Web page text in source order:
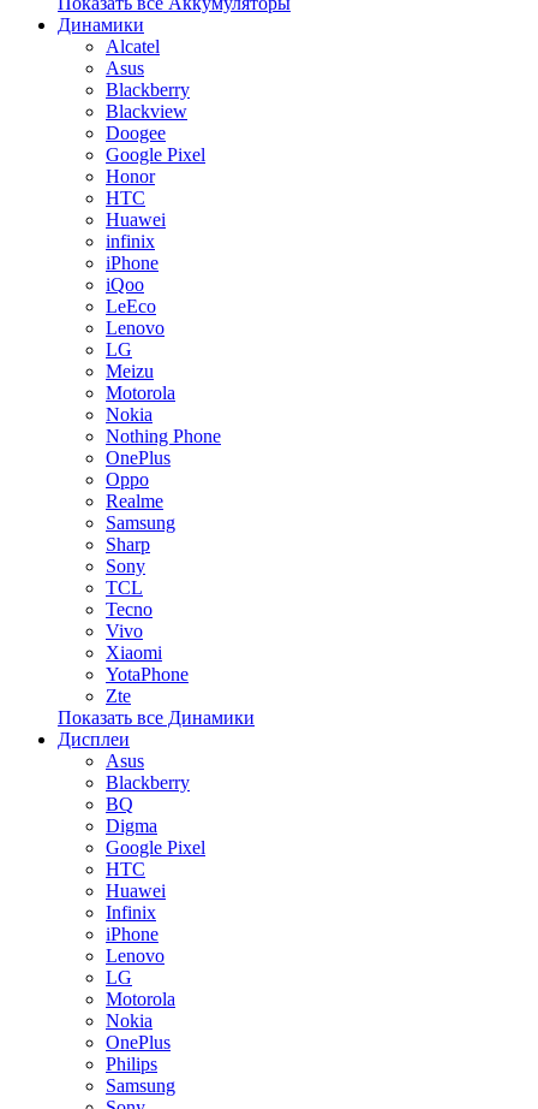
Динамики
Alcatel
Asus
Blackberry
Blackview
Doogee
Google Pixel
Honor
HTC
Huawei
infinix
iPhone
iQoo
LeEco
Lenovo
LG
Meizu
Motorola
Nokia
Nothing Phone
OnePlus
Oppo
Realme
Samsung
Sharp
Sony
TCL
Tecno
Vivo
Xiaomi
YotaPhone
Zte
Показать все Динамики
Дисплеи
Asus
Blackberry
BQ
Digma
Google Pixel
HTC
Huawei
Infinix
iPhone
Lenovo
LG
Motorola
Nokia
OnePlus
Philips
Samsung